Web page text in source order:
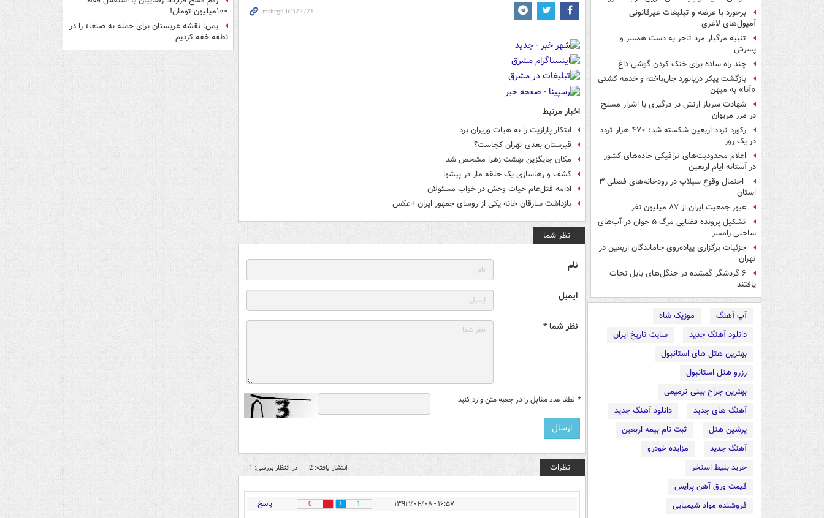
برخورد با عرضه و تبلیغات غیرقانونی
آمپول‌های لاغری
تنبیه مرگبار مرد تاجر به دست همسر و
پسرش
چند راه‌ ساده برای خنک کردن گوشی داغ
بازگشت پیکر دریانورد جان‌باخته و خدمه کشتی
«آنا» به میهن
شهادت سرباز ارتش در درگیری با اشرار مسلح
در مرز مریوان
رکورد تردد اربعین شکسته شد؛ ۴۷۰ هزار تردد
در یک روز
اعلام محدودیت‌های ترافیکی جاده‌های کشور
در آستانه ایام اربعین
احتمال وقوع سیلاب در رودخانه‌های فصلی ۳
استان
عبور جمعیت ایران از ۸۷ میلیون نفر
تشکیل پرونده قضایی مرگ ۵ جوان در آب‌های
ساحلی رامسر
جزئیات برگزاری پیاده‌روی جاماندگان اربعین در
تهران
۶ گردشگر گمشده در جنگل‌های بابل نجات
یافتند
آپ آهنگ
موزیک شاه
دانلود آهنگ جدید
سایت تاریخ ایران
بهترین هتل های استانبول
رزرو هتل استانبول
بهترین جراح بینی ترمیمی
آهنگ های جدید
دانلود آهنگ جدید
پرشین هتل
ثبت نام بیمه اربعین
آهنگ جدید
مزایده خودرو
خرید بلیط استخر
قیمت ورق آهن پرایس
فروشنده مواد شیمیایی
اخبار مرتبط
ابتکار پارازیت را به هیات وزیران برد
قبرستان بعدی تهران کجاست؟
مکان جایگزین بهشت زهرا مشخص شد
کشف و رهاسازی یک حلقه مار در پیشوا
ادامه قتل‌عام حيات وحش در خواب مسئولان
بازداشت سارقان خانه یکی از روسای جمهور ایران +عکس
نظر شما
نام
ایمیل
نظر شما *
* لطفا عدد مقابل را در جعبه متن وارد کنید
نظرات انتشار یافته: 2 در انتظار بررسی: 1
۱۶:۵۷ - ۱۳۹۳/۰۴/۰۸ 1
0 پاسخ
۱۰۰میلیون تومان!
یمن: نقشه عربستان برای حمله به صنعاء را در
نطفه خفه کردیم